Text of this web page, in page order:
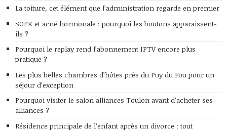
La toiture, cet élément que l’administration regarde en premier
SOPK et acné hormonale : pourquoi les boutons apparaissent-
ils ?
Pourquoi le replay rend l’abonnement IPTV encore plus
pratique ?
Les plus belles chambres d’hôtes près du Puy du Fou pour un
séjour d’exception
Pourquoi visiter le salon alliances Toulon avant d’acheter ses
alliances ?
Résidence principale de l’enfant après un divorce : tout